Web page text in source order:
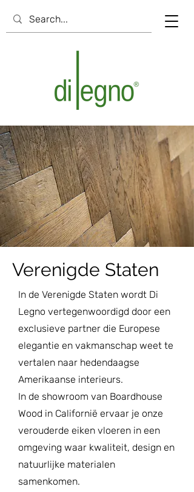
Verenigde Staten
In de Verenigde Staten wordt Di
Legno vertegenwoordigd door een
exclusieve partner die Europese
elegantie en vakmanschap weet te
vertalen naar hedendaagse
Amerikaanse interieurs.
In de showroom van Boardhouse
Wood in Californië ervaar je onze
verouderde eiken vloeren in een
omgeving waar kwaliteit, design en
natuurlijke materialen
samenkomen.